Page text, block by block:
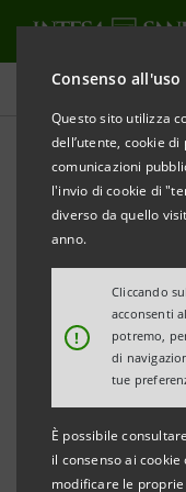
Consenso
Questo sito utilizza
dell’utente, cookie
comunicazioni
l'invio di cookie di
diverso da quello
anno.
!
Cliccando
acconsenti
potremo,
di
tue
È possibile
il consenso ai
modificare le
Tutti gli eventi
CULTURA
Intesa
di Spoleto
Dal25 giugno